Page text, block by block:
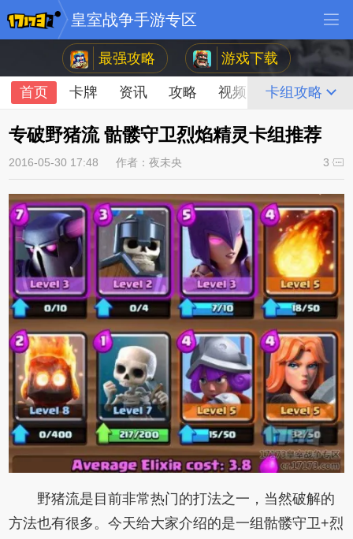
皇室战争手游专区
最强攻略 游戏下载
首页 卡牌 资讯 攻略 视频 论坛
卡组攻略
专破野猪流 骷髅守卫烈焰精灵卡组推荐
2016-05-30 17:48 作者：夜未央 3
野猪流是目前非常热门的打法之一，当然破解的
方法也有很多。今天给大家介绍的是一组骷髅守卫+烈